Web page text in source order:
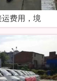
费用，境